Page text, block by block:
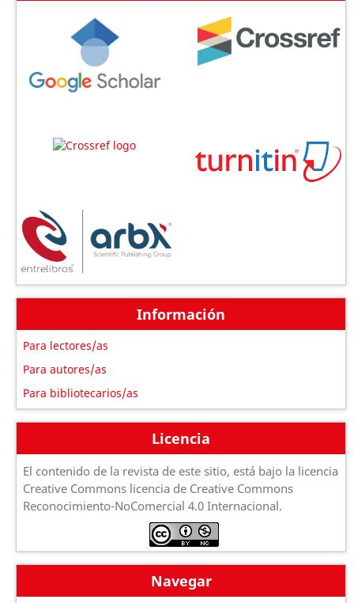
Información
Para lectores/as
Para autores/as
Para bibliotecarios/as
Licencia
El contenido de la revista de este sitio, está bajo la licencia
Creative Commons licencia de Creative Commons
Reconocimiento-NoComercial 4.0 Internacional.
Navegar